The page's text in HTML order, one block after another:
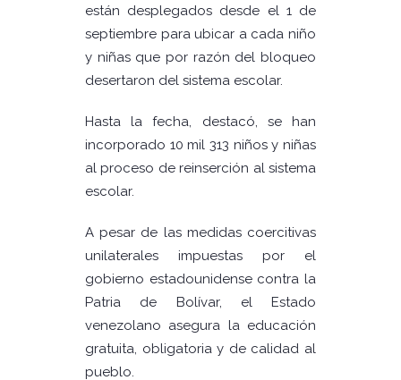
están desplegados desde el 1 de
septiembre para ubicar a cada niño
y niñas que por razón del bloqueo
desertaron del sistema escolar.
Hasta la fecha, destacó, se han
incorporado 10 mil 313 niños y niñas
al proceso de reinserción al sistema
escolar.
A pesar de las medidas coercitivas
unilaterales impuestas por el
gobierno estadounidense contra la
Patria de Bolívar, el Estado
venezolano asegura la educación
gratuita, obligatoria y de calidad al
pueblo.